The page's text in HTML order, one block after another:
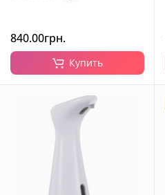
840.00грн.
Купить